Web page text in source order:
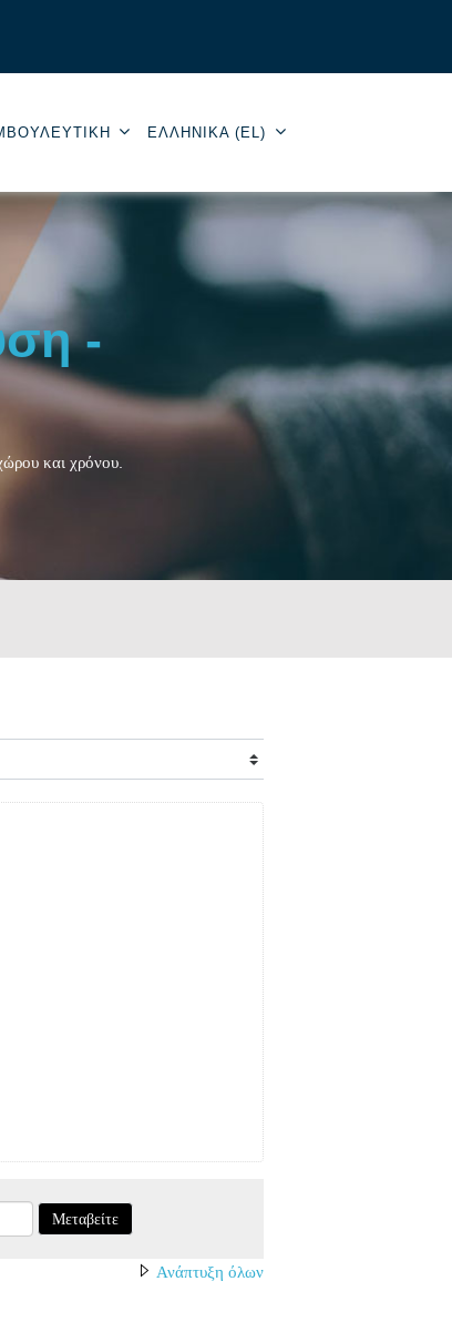
ΕΛΛΗΝΙΚΆ ‎(EL)‎
-
και χρόνου.
Μεταβείτε
Ανάπτυξη όλων